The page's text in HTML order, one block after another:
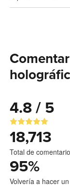
4.8 / 5
18,713
Total de
95%
Volvería a hacer